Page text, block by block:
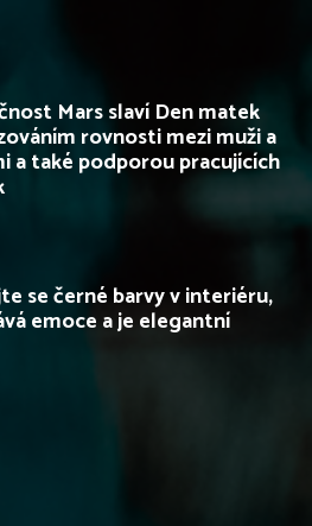
Mars slaví Den matek
rovnosti mezi muži a
a také podporou pracujících
se černé barvy v interiéru,
emoce a je elegantní